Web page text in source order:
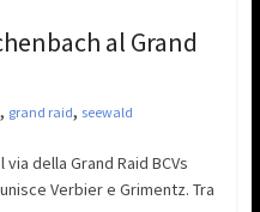
al Grand
, grand raid, seewald
della Grand Raid BCVs
Verbier e Grimentz. Tra